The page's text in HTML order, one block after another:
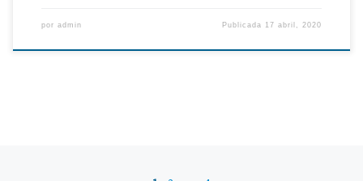
por admin Publicada 17 abril, 2020